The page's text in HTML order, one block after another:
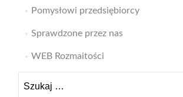
Pomysłowi przedsiębiorcy
Sprawdzone przez nas
WEB Rozmaitości